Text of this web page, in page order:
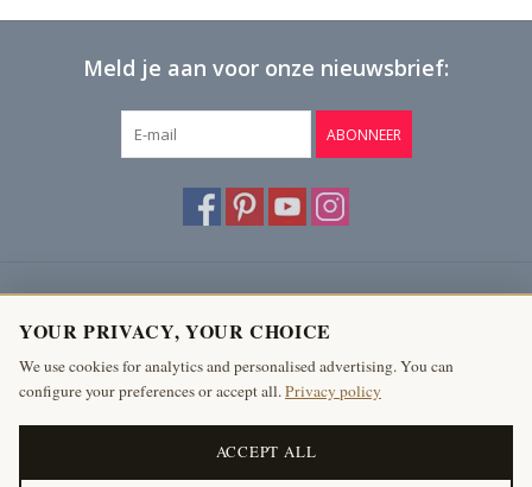
Meld je aan voor onze nieuwsbrief:
ABONNEER
Producten
Mijn account
The Antique Fireplace Bank
YOUR PRIVACY, YOUR CHOICE
We use cookies for analytics and personalised advertising. You can
configure your preferences or accept all.Privacy policy
ACCEPT ALL